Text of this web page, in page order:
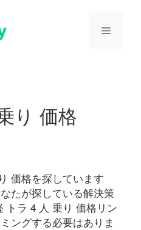
メ
り 価格
価格を探しています
たが探している解決策
トラ 4 人 乗り 価格リン
ングする必要はありま